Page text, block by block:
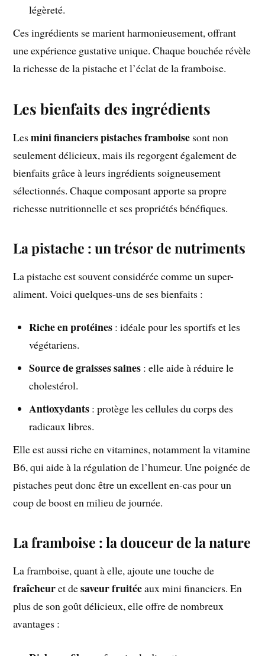
légèreté.
Ces ingrédients se marient harmonieusement, offrant
une expérience gustative unique. Chaque bouchée révèle
la richesse de la pistache et l’éclat de la framboise.
Les bienfaits des ingrédients
Lesmini financiers pistaches framboise sont non
seulement délicieux, mais ils regorgent également de
bienfaits grâce à leurs ingrédients soigneusement
sélectionnés. Chaque composant apporte sa propre
richesse nutritionnelle et ses propriétés bénéfiques.
La pistache : un trésor de nutriments
La pistache est souvent considérée comme un super-
aliment. Voici quelques-uns de ses bienfaits :
Riche en protéines : idéale pour les sportifs et les
végétariens.
Source de graisses saines : elle aide à réduire le
cholestérol.
Antioxydants : protège les cellules du corps des
radicaux libres.
Elle est aussi riche en vitamines, notamment la vitamine
B6, qui aide à la régulation de l’humeur. Une poignée de
pistaches peut donc être un excellent en-cas pour un
coup de boost en milieu de journée.
La framboise : la douceur de la nature
La framboise, quant à elle, ajoute une touche de
fraîcheuret desaveur fruitéeaux mini financiers. En
plus de son goût délicieux, elle offre de nombreux
avantages :